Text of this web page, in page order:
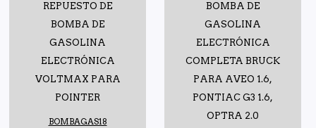
REPUESTO DE
BOMBA DE
GASOLINA
ELECTRÓNICA
VOLTMAX PARA
POINTER
BOMBAGAS18
BOMBA DE
GASOLINA
ELECTRÓNICA
COMPLETA BRUCK
PARA AVEO 1.6,
PONTIAC G3 1.6,
OPTRA 2.0